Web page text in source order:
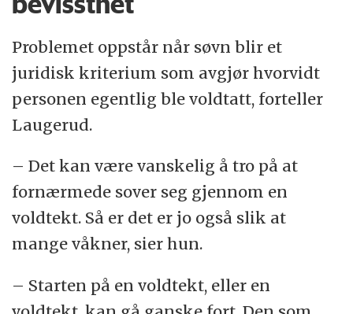
Problemet oppstår når søvn blir et
juridisk kriterium som avgjør hvorvidt
personen egentlig ble voldtatt, forteller
Laugerud.
– Det kan være vanskelig å tro på at
fornærmede sover seg gjennom en
voldtekt. Så er det er jo også slik at
mange våkner, sier hun.
– Starten på en voldtekt, eller en